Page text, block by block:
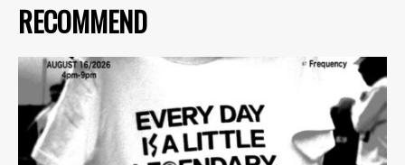
RECOMMEND